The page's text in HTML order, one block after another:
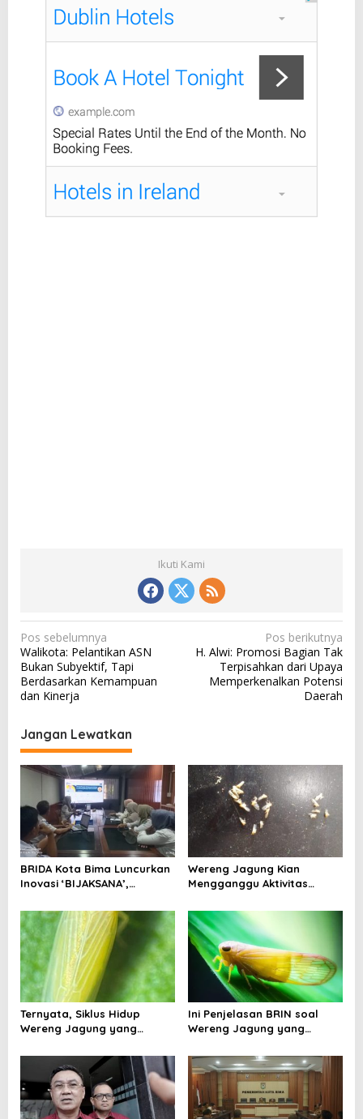
Ikuti Kami
N
a
v
i
g
a
s
o
s
Pos sebelumnya
Walikota: Pelantikan ASN
Bukan Subyektif, Tapi
Berdasarkan Kemampuan
dan Kinerja
Pos berikutnya
H. Alwi: Promosi Bagian Tak
Terpisahkan dari Upaya
Memperkenalkan Potensi
Daerah
Jangan Lewatkan
BRIDA Kota Bima Luncurkan
Inovasi ‘BIJAKSANA’,
Berbasis Stakeholder
Analisis
Wereng Jagung Kian
Mengganggu Aktivitas
Miliki Solusi?
Ternyata, Siklus Hidup
Wereng Jagung yang
Bertahan Hingga 30 Hari
Ini Penjelasan BRIN soal
Wereng Jagung yang